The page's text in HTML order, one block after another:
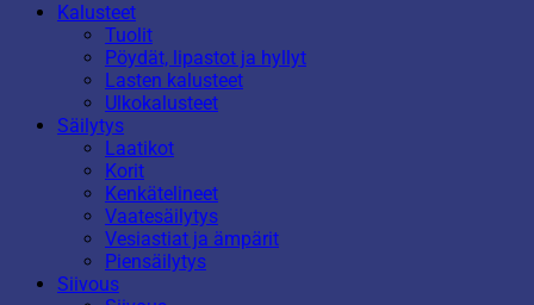
Kalusteet
Tuolit
Pöydät, lipastot ja hyllyt
Lasten kalusteet
Ulkokalusteet
Säilytys
Laatikot
Korit
Kenkätelineet
Vaatesäilytys
Vesiastiat ja ämpärit
Piensäilytys
Siivous